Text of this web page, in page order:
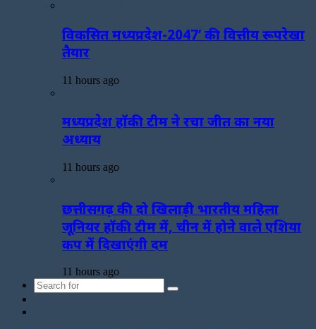
विकसित मध्यप्रदेश-2047’ की वित्तीय रूपरेखा
तैयार
11 hours ago
मध्यप्रदेश हॉकी टीम ने रचा जीत का नया
अध्याय
11 hours ago
छत्तीसगढ़ की दो खिलाड़ी भारतीय महिला
जूनियर हॉकी टीम में, चीन में होने वाले एशिया
कप में दिखाएंगी दम
11 hours ago
Search